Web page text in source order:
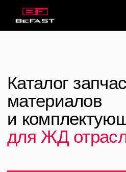
и комплектующих
для ЖД отрасли
Консультация